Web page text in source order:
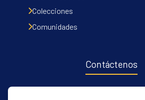
Colecciones
Comunidades
Contáctenos